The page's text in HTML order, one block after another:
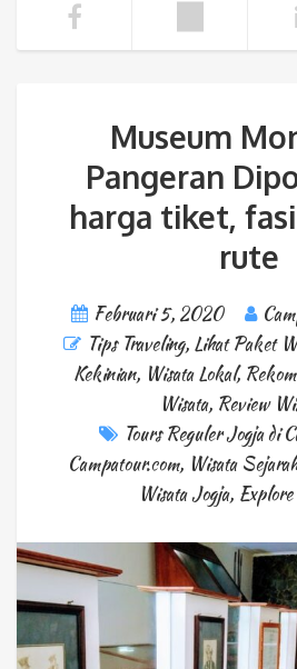
Museum
Pangeran
harga tiket,
rute
Februari 5, 2020
Tips Traveling, Lihat Paket
Kekinian, Wisata Lokal,
Wisata, Review
Tours Reguler Jogja di
Campatour.com, Wisata
Wisata Jogja, Explore